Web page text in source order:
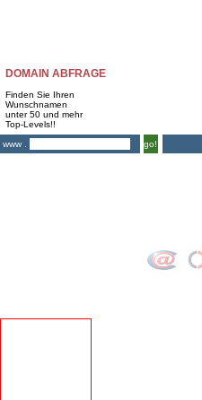
DOMAIN ABFRAGE
Finden Sie Ihren
Wunschnamen
unter 50 und mehr
Top-Levels!!
www .
go!